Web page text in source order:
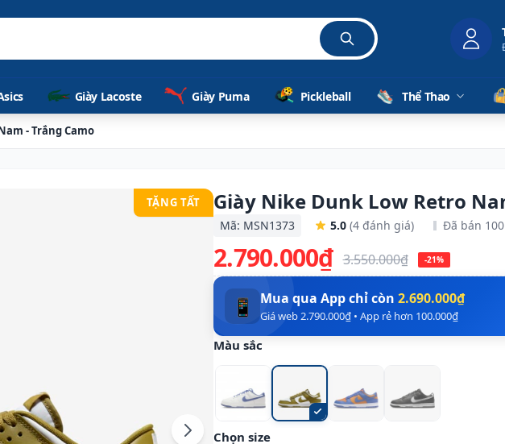
Giày Lacoste Giày Puma Pickleball Thể Thao
- Trắng Camo
TẶNG TẤT Giày Nike Dunk Low Retro
Mã: MSN1373 5.0 (4 đánh giá) Đã bán 100
2.790.000₫ 3.550.000₫ -21%
📱 Mua qua App chỉ còn 2.690.000₫
Giá web 2.790.000₫ • App rẻ hơn 100.000₫
Màu sắc
Chọn size